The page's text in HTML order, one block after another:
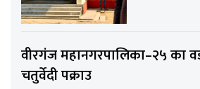
वीरगंज महानगरपालिका–२५ का
चतुर्वेदी पक्राउ